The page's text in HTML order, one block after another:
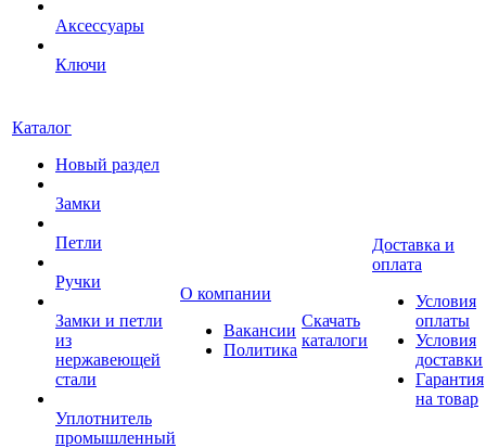
Аксессуары
Ключи
Каталог
Новый раздел
Замки
Петли
Ручки
Замки и петли
из
нержавеющей
стали
Уплотнитель
промышленный
О компании
Вакансии
Политика
Скачать
каталоги
Доставка и
оплата
Условия
оплаты
Условия
доставки
Гарантия
на товар